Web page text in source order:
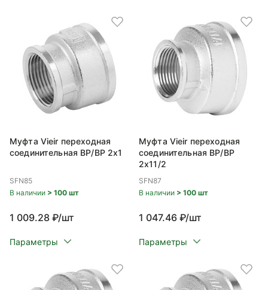
Муфта Vieir переходная
соединительная ВР/ВР 2x1
SFN85
В наличии > 100 шт
1 009.28 ₽/шт
Параметры
Муфта Vieir переходная
соединительная ВР/ВР
2x11/2
SFN87
В наличии > 100 шт
1 047.46 ₽/шт
Параметры